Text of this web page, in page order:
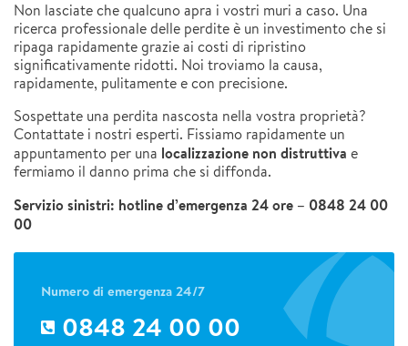
Non lasciate che qualcuno apra i vostri muri a caso. Una
ricerca professionale delle perdite è un investimento che si
ripaga rapidamente grazie ai costi di ripristino
significativamente ridotti. Noi troviamo la causa,
rapidamente, pulitamente e con precisione.
Sospettate una perdita nascosta nella vostra proprietà?
Contattate i nostri esperti. Fissiamo rapidamente un
appuntamento per una localizzazione non distruttiva e
fermiamo il danno prima che si diffonda.
Servizio sinistri: hotline d’emergenza 24 ore – 0848 24 00
00
Numero di emergenza 24/7
0848 24 00 00